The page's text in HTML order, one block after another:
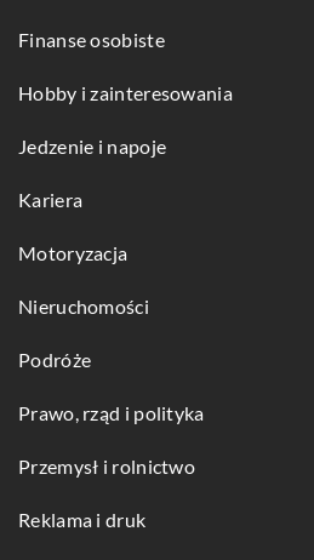
Finanse osobiste
Hobby i zainteresowania
Jedzenie i napoje
Kariera
Motoryzacja
Nieruchomości
Podróże
Prawo, rząd i polityka
Przemysł i rolnictwo
Reklama i druk